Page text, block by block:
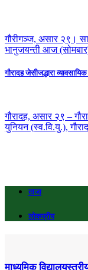
गौरीगञ्ज, असार २९।
भानुजयन्ती आज
गौरादह जेसीजद्धारा
गौरादह, असार २९ –
युनियन (स्व.वि.यु.),
ताजा
लोकप्रीय
माध्यमिक